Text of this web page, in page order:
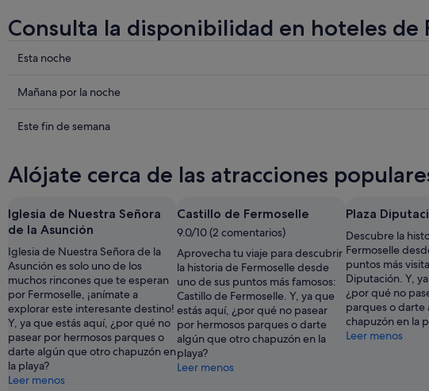
Consulta la disponibilidad en hoteles de
Comprueba
precios
Fermoselle
noche,
ago
-
ago
Esta noche
Comprueba
precios
para
mañana
por
la
8
ago
-
9
ago
Mañana por la noche
Comprueba
en
para
este
fin
de
semana,
7
ago
-
9
ago
Este fin de semana
Alójate cerca de las atracciones
Iglesia de Nuestra Señora
de la Asunción
Iglesia de Nuestra Señora de la
Asunción es solo uno de los
muchos rincones que te esperan
por Fermoselle, ¡anímate a
explorar este interesante destino!
Y, ya que estás aquí, ¿por qué no
pasear por hermosos parques o
darte algún que otro chapuzón en
la playa?
Leer menos
Castillo de Fermoselle
9.0/10 (2 comentarios)
Aprovecha tu viaje para descubrir
la historia de Fermoselle desde
uno de sus puntos más famosos:
Castillo de Fermoselle. Y, ya que
estás aquí, ¿por qué no pasear
por hermosos parques o darte
algún que otro chapuzón en la
playa?
Leer menos
Plaza
Descubre la
Fermoselle
puntos más
Diputación. Y,
¿por qué no
parques o
chapuzón en la
Leer menos